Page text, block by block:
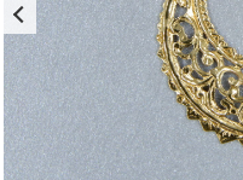
ショッ
カー
★訳ありアウトレッ
【メッキ付】 製品
【メッキ付】 ブロ
【はめこみパーツ
【メッキ
【はめ
【はめこみ
子カテゴリ
価格帯